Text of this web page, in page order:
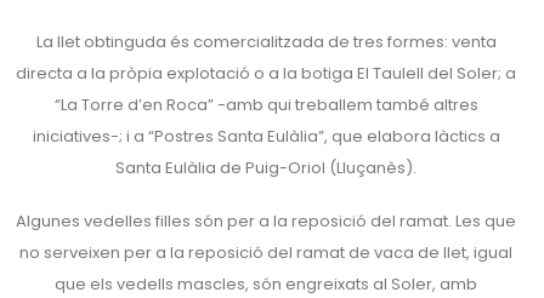
La llet obtinguda és comercialitzada de tres formes: venta
directa a la pròpia explotació o a la botiga El Taulell del Soler; a
“La Torre d’en Roca” -amb qui treballem també altres
iniciatives-; i a “Postres Santa Eulàlia”, que elabora làctics a
Santa Eulàlia de Puig-Oriol (Lluçanès).
Algunes vedelles filles són per a la reposició del ramat. Les que
no serveixen per a la reposició del ramat de vaca de llet, igual
que els vedells mascles, són engreixats al Soler, amb